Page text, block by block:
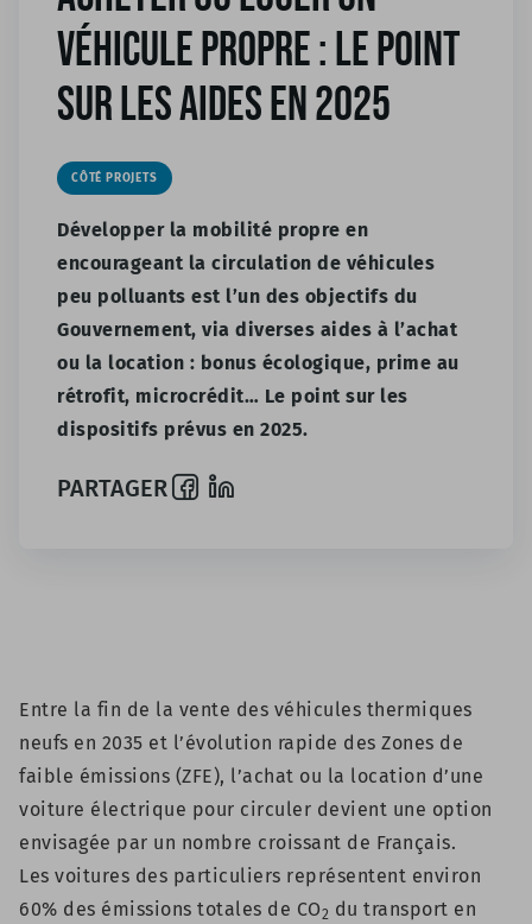
véhicule propre : le point
sur les aides en 2025
CÔTÉ PROJETS
Développer la mobilité propre en
encourageant la circulation de véhicules
peu polluants est l’un des objectifs du
Gouvernement, via diverses aides à l’achat
ou la location : bonus écologique, prime au
rétrofit, microcrédit… Le point sur les
dispositifs prévus en 2025.
PARTAGER
Entre la fin de la vente des véhicules thermiques
neufs en 2035 et l’évolution rapide des Zones de
faible émissions (ZFE), l’achat ou la location d’une
voiture électrique pour circuler devient une option
envisagée par un nombre croissant de Français.
Les voitures des particuliers représentent environ
60% des émissions totales de CO2 du transport en